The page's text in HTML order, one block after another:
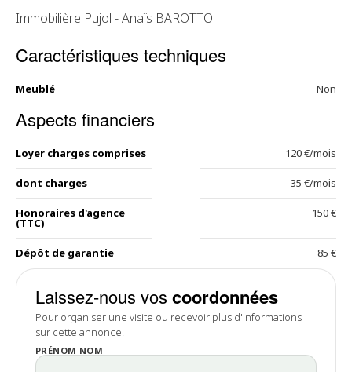
Laissez-nous vos coordonnées
Pour organiser une visite ou recevoir plus d'informations
sur cette annonce.
PRÉNOM NOM
Immobilière Pujol - Anaïs BAROTTO
Caractéristiques techniques
Meublé Non
Aspects financiers
Loyer charges comprises 120 €/mois
dont charges 35 €/mois
Honoraires d'agence
(TTC)
150 €
Dépôt de garantie 85 €